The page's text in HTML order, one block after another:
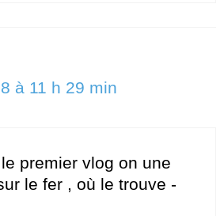
à 11 h 29 min
premier vlog on une
le fer , où le trouve -